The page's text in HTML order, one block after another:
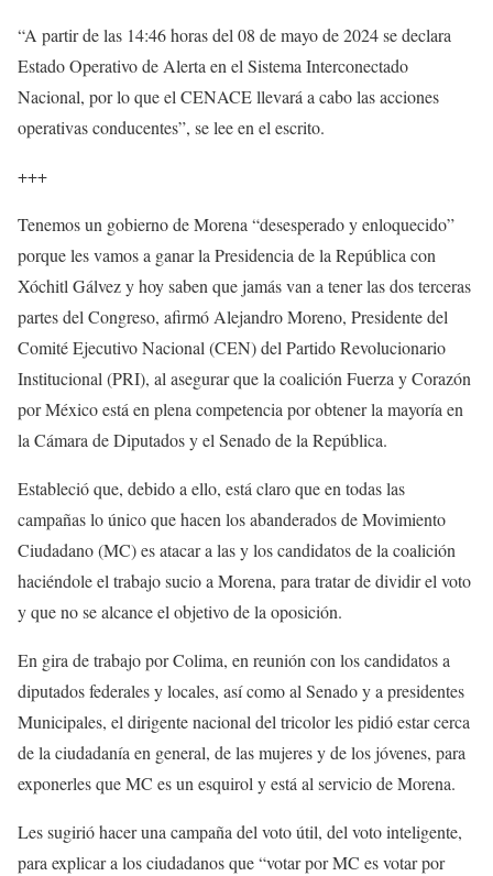
“A partir de las 14:46 horas del 08 de mayo de 2024 se declara
Estado Operativo de Alerta en el Sistema Interconectado
Nacional, por lo que el CENACE llevará a cabo las acciones
operativas conducentes”, se lee en el escrito.
+++
Tenemos un gobierno de Morena “desesperado y enloquecido”
porque les vamos a ganar la Presidencia de la República con
Xóchitl Gálvez y hoy saben que jamás van a tener las dos terceras
partes del Congreso, afirmó Alejandro Moreno, Presidente del
Comité Ejecutivo Nacional (CEN) del Partido Revolucionario
Institucional (PRI), al asegurar que la coalición Fuerza y Corazón
por México está en plena competencia por obtener la mayoría en
la Cámara de Diputados y el Senado de la República.
Estableció que, debido a ello, está claro que en todas las
campañas lo único que hacen los abanderados de Movimiento
Ciudadano (MC) es atacar a las y los candidatos de la coalición
haciéndole el trabajo sucio a Morena, para tratar de dividir el voto
y que no se alcance el objetivo de la oposición.
En gira de trabajo por Colima, en reunión con los candidatos a
diputados federales y locales, así como al Senado y a presidentes
Municipales, el dirigente nacional del tricolor les pidió estar cerca
de la ciudadanía en general, de las mujeres y de los jóvenes, para
exponerles que MC es un esquirol y está al servicio de Morena.
Les sugirió hacer una campaña del voto útil, del voto inteligente,
para explicar a los ciudadanos que “votar por MC es votar por